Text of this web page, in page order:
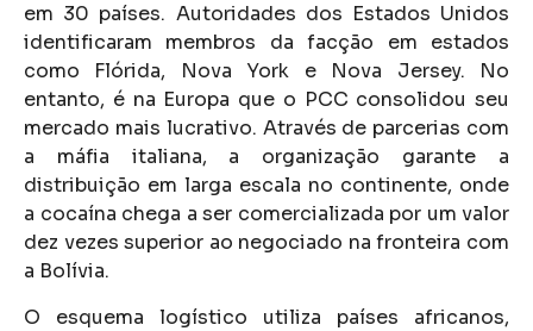
em 30 países. Autoridades dos Estados Unidos
identificaram membros da facção em estados
como Flórida, Nova York e Nova Jersey. No
entanto, é na Europa que o PCC consolidou seu
mercado mais lucrativo. Através de parcerias com
a máfia italiana, a organização garante a
distribuição em larga escala no continente, onde
a cocaína chega a ser comercializada por um valor
dez vezes superior ao negociado na fronteira com
a Bolívia.
O esquema logístico utiliza países africanos,